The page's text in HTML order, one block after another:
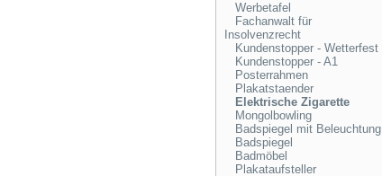
Werbetafel
Fachanwalt für
Insolvenzrecht
Kundenstopper - Wetterfest
Kundenstopper - A1
Posterrahmen
Plakatstaender
Elektrische Zigarette
Mongolbowling
Badspiegel mit Beleuchtung
Badspiegel
Badmöbel
Plakataufsteller